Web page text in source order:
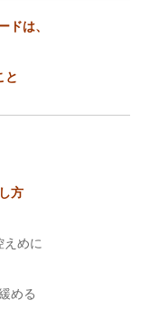
ドは、
と
方
めに
める